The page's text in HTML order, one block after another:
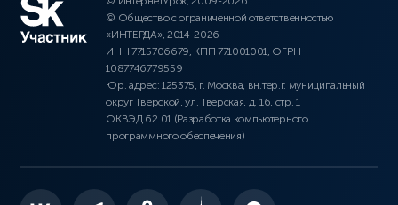
© Общество с ограниченной ответственностью
«ИНТЕРДА», 2014-2026
ИНН 7715706679, КПП 771001001, ОГРН
1087746779559
Юр. адрес: 125375, г. Москва, вн.тер.г. муниципальный
округ Тверской, ул. Тверская, д. 16, стр. 1
ОКВЭД 62.01 (Разработка компьютерного
программного обеспечения)